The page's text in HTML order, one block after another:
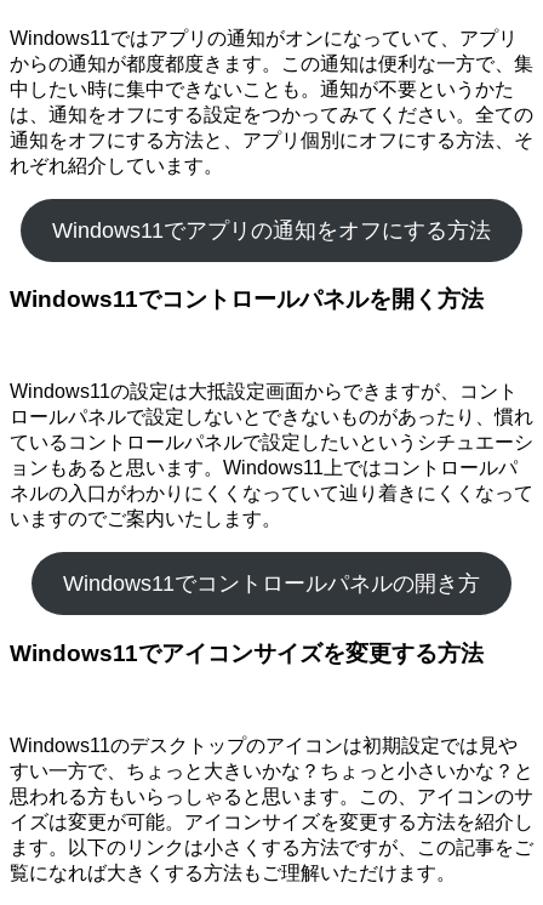
Windows11ではアプリの通知がオンになっていて、アプリ
からの通知が都度都度きます。この通知は便利な一方で、集
中したい時に集中できないことも。通知が不要というかた
は、通知をオフにする設定をつかってみてください。全ての
通知をオフにする方法と、アプリ個別にオフにする方法、そ
れぞれ紹介しています。
Windows11でアプリの通知をオフにする方法
Windows11でコントロールパネルを開く方法
Windows11の設定は大抵設定画面からできますが、コント
ロールパネルで設定しないとできないものがあったり、慣れ
ているコントロールパネルで設定したいというシチュエーシ
ョンもあると思います。Windows11上ではコントロールパ
ネルの入口がわかりにくくなっていて辿り着きにくくなって
いますのでご案内いたします。
Windows11でコントロールパネルの開き方
Windows11でアイコンサイズを変更する方法
Windows11のデスクトップのアイコンは初期設定では見や
すい一方で、ちょっと大きいかな？ちょっと小さいかな？と
思われる方もいらっしゃると思います。この、アイコンのサ
イズは変更が可能。アイコンサイズを変更する方法を紹介し
ます。以下のリンクは小さくする方法ですが、この記事をご
覧になれば大きくする方法もご理解いただけます。